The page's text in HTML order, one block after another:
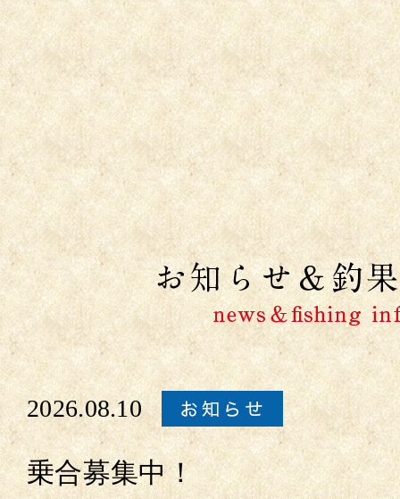
2026.08.10
乗合募集中！